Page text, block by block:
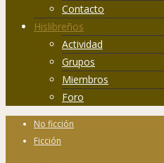
Contacto
Hislibreños
Actividad
Grupos
Miembros
Foro
No ficción
Ficción